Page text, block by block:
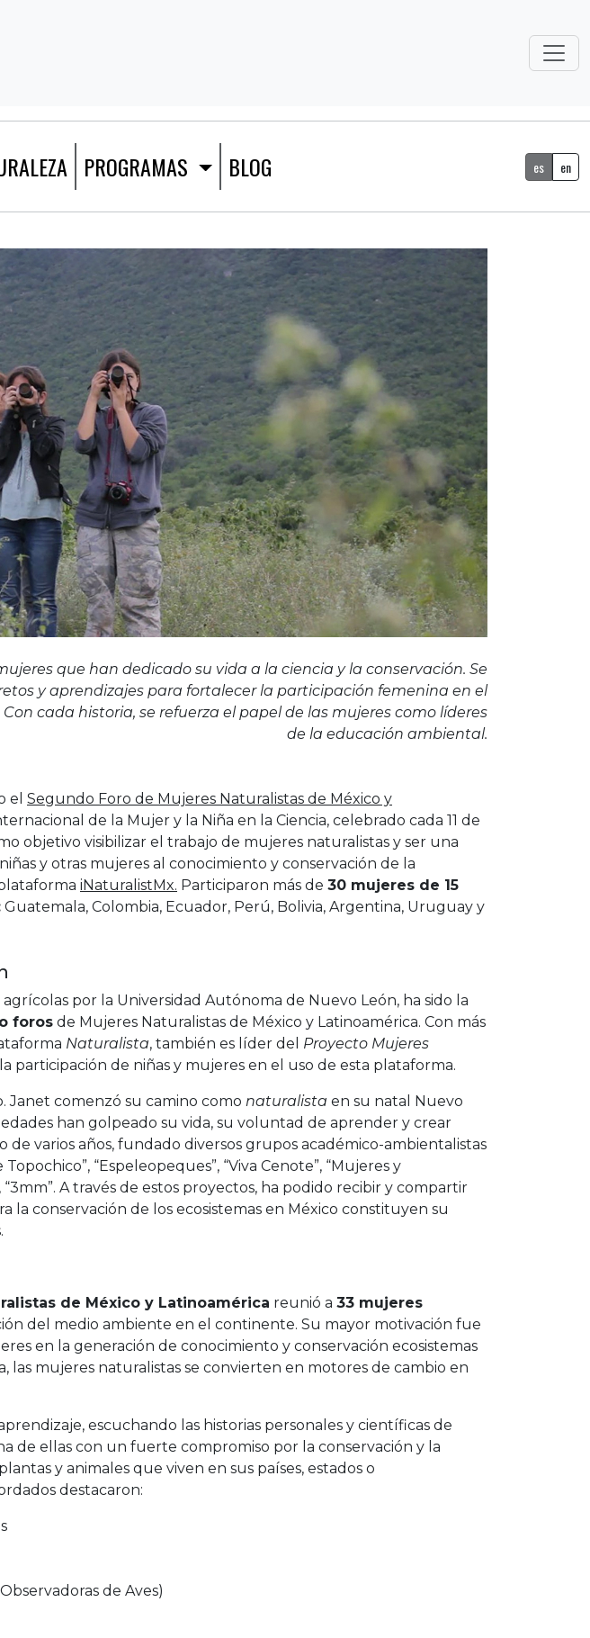
PROGRAMAS BLOG es en
que han dedicado su vida a la ciencia y la conservación. Se
y aprendizajes para fortalecer la participación femenina en el
cada historia, se refuerza el papel de las mujeres como líderes
de la educación ambiental.
el Segundo Foro de Mujeres Naturalistas de México y
de la Mujer y la Niña en la Ciencia, celebrado cada 11 de
objetivo visibilizar el trabajo de mujeres naturalistas y ser una
y otras mujeres al conocimiento y conservación de la
iNaturalistMx. Participaron más de 30 mujeres de 15
Guatemala, Colombia, Ecuador, Perú, Bolivia, Argentina, Uruguay y
agrícolas por la Universidad Autónoma de Nuevo León, ha sido la
foros de Mujeres Naturalistas de México y Latinoamérica. Con más
Naturalista, también es líder del Proyecto Mujeres
participación de niñas y mujeres en el uso de esta plataforma.
Janet comenzó su camino como naturalista en su natal Nuevo
han golpeado su vida, su voluntad de aprender y crear
de varios años, fundado diversos grupos académico-ambientalistas
“Espeleopeques”, “Viva Cenote”, “Mujeres y
A través de estos proyectos, ha podido recibir y compartir
la conservación de los ecosistemas en México constituyen su
de México y Latinoamérica reunió a 33 mujeres
del medio ambiente en el continente. Su mayor motivación fue
en la generación de conocimiento y conservación ecosistemas
las mujeres naturalistas se convierten en motores de cambio en
escuchando las historias personales y científicas de
de ellas con un fuerte compromiso por la conservación y la
y animales que viven en sus países, estados o
destacaron:
de Aves)